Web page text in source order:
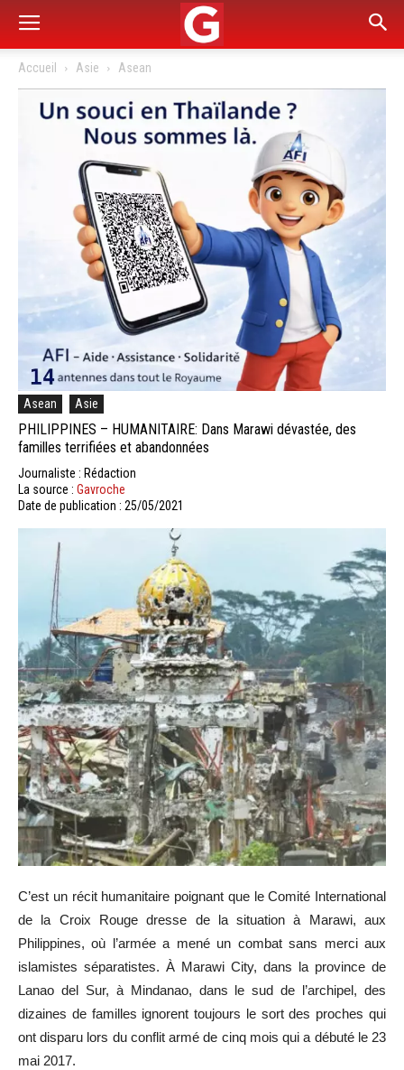
Accueil Asie Asean
Asean Asie
PHILIPPINES – HUMANITAIRE: Dans Marawi dévastée, des
familles terrifiées et abandonnées
Journaliste : Rédaction
La source : Gavroche
Date de publication : 25/05/2021
C’est un récit humanitaire poignant que le Comité International
de la Croix Rouge dresse de la situation à Marawi, aux
Philippines, où l’armée a mené un combat sans merci aux
islamistes séparatistes. À Marawi City, dans la province de
Lanao del Sur, à Mindanao, dans le sud de l’archipel, des
dizaines de familles ignorent toujours le sort des proches qui
ont disparu lors du conflit armé de cinq mois qui a débuté le 23
mai 2017.